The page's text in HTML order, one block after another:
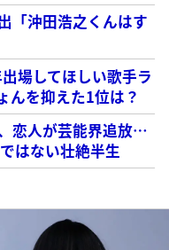
「沖田浩之くんはす
場してほしい歌手ラ
んを抑えた1位は？
恋人が芸能界追放…
はない壮絶半生